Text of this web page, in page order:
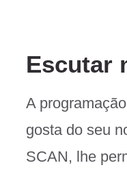
Escutar
A
gosta do seu
SCAN, lhe